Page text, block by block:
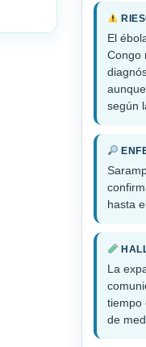
El
Congo
según
hasta
La
tiempo
de